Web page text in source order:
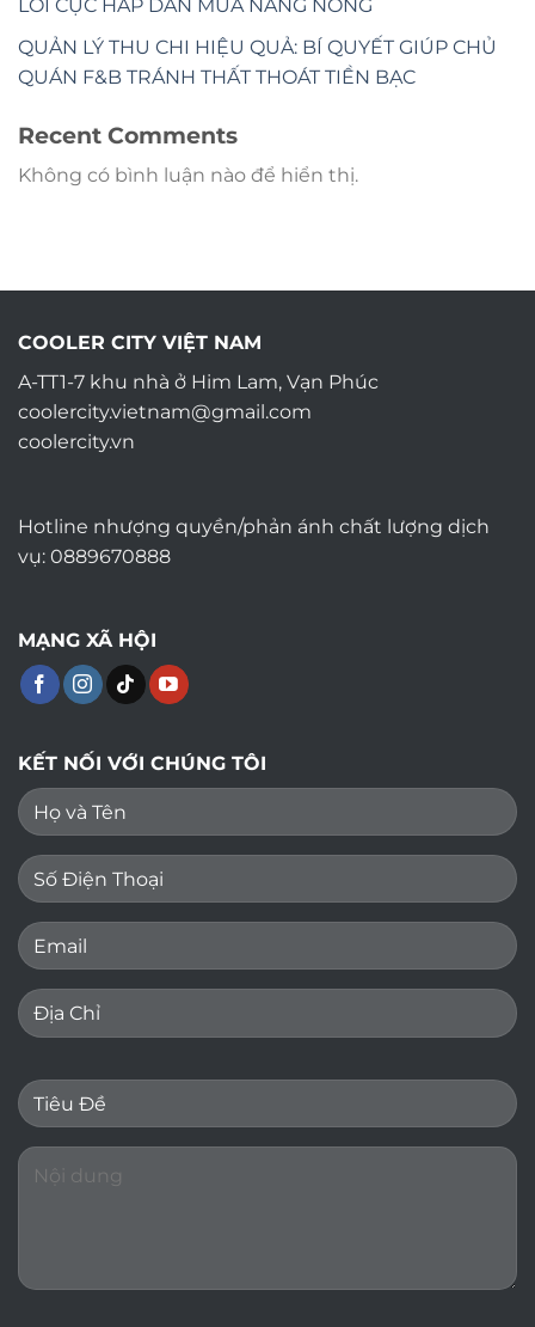
LỜI CỰC HẤP DẪN MÙA NẮNG NÓNG
QUẢN LÝ THU CHI HIỆU QUẢ: BÍ QUYẾT GIÚP CHỦ
QUÁN F&B TRÁNH THẤT THOÁT TIỀN BẠC
Recent Comments
Không có bình luận nào để hiển thị.
COOLER CITY VIỆT NAM
A-TT1-7 khu nhà ở Him Lam, Vạn Phúc
coolercity.vietnam@gmail.com
coolercity.vn
Hotline nhượng quyền/phản ánh chất lượng dịch
vụ: 0889670888
MẠNG XÃ HỘI
KẾT NỐI VỚI CHÚNG TÔI